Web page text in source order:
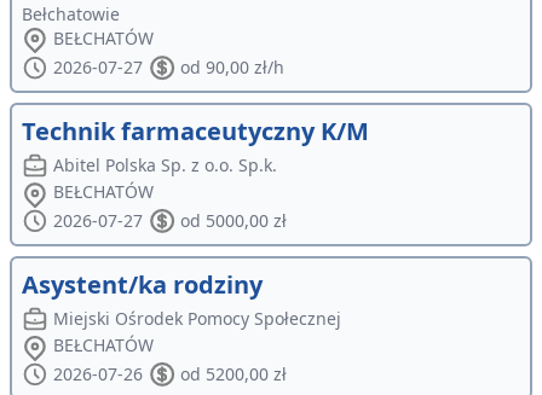
Bełchatowie
BEŁCHATÓW
2026-07-27
od 90,00 zł/h
Technik farmaceutyczny K/M
Abitel Polska Sp. z o.o. Sp.k.
BEŁCHATÓW
2026-07-27
od 5000,00 zł
Asystent/ka rodziny
Miejski Ośrodek Pomocy Społecznej
BEŁCHATÓW
2026-07-26
od 5200,00 zł